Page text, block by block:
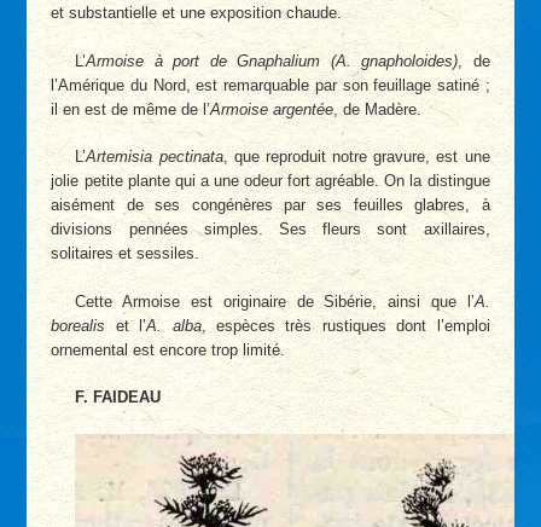
et substantielle et une exposition chaude.
L’Armoise à port de Gnaphalium (A. gnapholoides) , de
l’Amérique du Nord, est remarquable par son feuillage satiné ;
il en est de même de l’Armoise argentée , de Madère.
L’Artemisia pectinata, que reproduit notre gravure, est une
jolie petite plante qui a une odeur fort agréable. On la distingue
aisément de ses congénères par ses feuilles glabres, à
divisions pennées simples. Ses fleurs sont axillaires,
solitaires et sessiles.
Cette Armoise est originaire de Sibérie, ainsi que l’A.
borealiset l’A. alba, espèces très rustiques dont l’emploi
ornemental est encore trop limité.
F. FAIDEAU